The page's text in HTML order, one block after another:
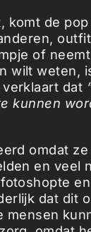
komt de
of
wilt weten,
dat
kunnen
omdat ze
en veel
en
dat dit
mensen